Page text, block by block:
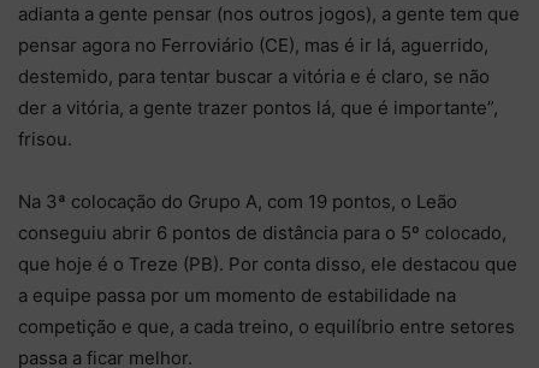
adianta a gente pensar (nos outros jogos), a gente tem que
pensar agora no Ferroviário (CE), mas é ir lá, aguerrido,
destemido, para tentar buscar a vitória e é claro, se não
der a vitória, a gente trazer pontos lá, que é importante”,
frisou.
Na 3ª colocação do Grupo A, com 19 pontos, o Leão
conseguiu abrir 6 pontos de distância para o 5º colocado,
que hoje é o Treze (PB). Por conta disso, ele destacou que
a equipe passa por um momento de estabilidade na
competição e que, a cada treino, o equilíbrio entre setores
passa a ficar melhor.